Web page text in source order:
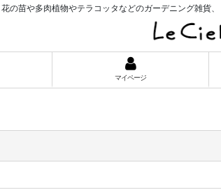
花の苗や多肉植物やテラコッタなどのガーデニング雑貨
マイページ